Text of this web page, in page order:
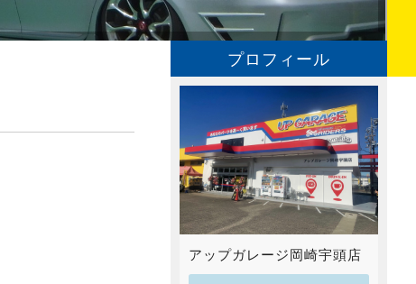
プロフィール
アップガレージ岡崎宇頭店